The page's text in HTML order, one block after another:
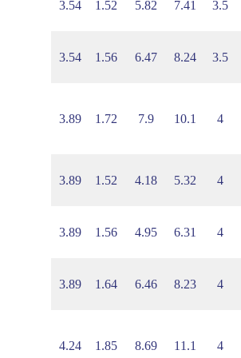
3.5
7.41
5.82
1.52
3.54
3.5
8.24
6.47
1.56
3.54
4
10.1
7.9
1.72
3.89
4
5.32
4.18
1.52
3.89
4
6.31
4.95
1.56
3.89
4
8.23
6.46
1.64
3.89
4
11.1
8.69
1.85
4.24